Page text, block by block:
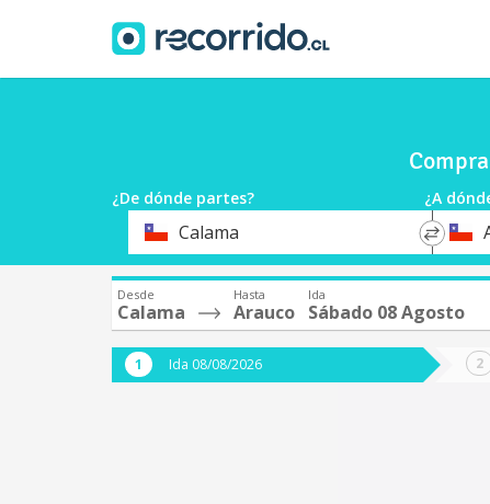
¿De dónde partes? ¿A
OrigenCalama
*
Desde
Calama
Hasta
Arauco
Ida
Sábado 08 Agosto
Ida 08/08/2026